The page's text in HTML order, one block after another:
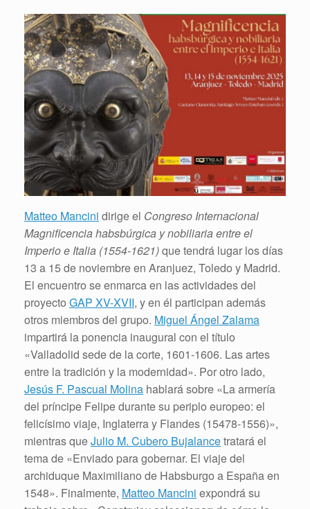
Matteo Mancini dirige el Congreso Internacional
Magnificencia habsbúrgica y nobiliaria entre el
Imperio e Italia (1554-1621)que tendrá lugar los días
13 a 15 de noviembre en Aranjuez, Toledo y Madrid.
El encuentro se enmarca en las actividades del
proyecto GAP XV-XVII, y en él participan además
otros miembros del grupo. Miguel Ángel Zalama
impartirá la ponencia inaugural con el título
«Valladolid sede de la corte, 1601-1606. Las artes
entre la tradición y la modernidad». Por otro lado,
Jesús F. Pascual Molina hablará sobre «La armería
del príncipe Felipe durante su periplo europeo: el
felicísimo viaje, Inglaterra y Flandes (15478-1556)»,
mientras queJulio M. Cubero Bujalancetratará el
tema de «Enviado para gobernar. El viaje del
archiduque Maximiliano de Habsburgo a España en
1548». Finalmente, Matteo Mancini expondrá su